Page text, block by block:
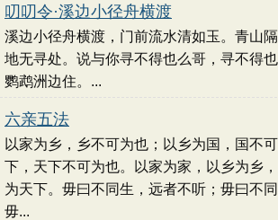
叨叨令·溪边小径舟横渡
溪边小径舟横渡，门前流水清如玉。青山
地无寻处。说与你寻不得也么哥，寻不得
鹦鹉洲边住。...
六亲五法
以家为乡，乡不可为也；以乡为国，国不
下，天下不可为也。以家为家，以乡为乡
为天下。毋曰不同生，远者不听；毋曰不
毋...